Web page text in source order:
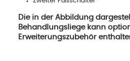
Die in der Abbildung
Behandlungsliege kann
Erweiterungszubehör